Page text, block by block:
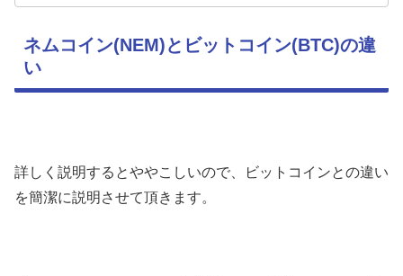
ネムコイン(NEM)とビットコイン(BTC)の違
い
詳しく説明するとややこしいので、ビットコインとの違い
を簡潔に説明させて頂きます。